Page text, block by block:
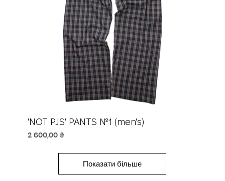
'NOT PJS' PANTS №1 (men's)
Ціна
2 600,00 ₴
Показати більше